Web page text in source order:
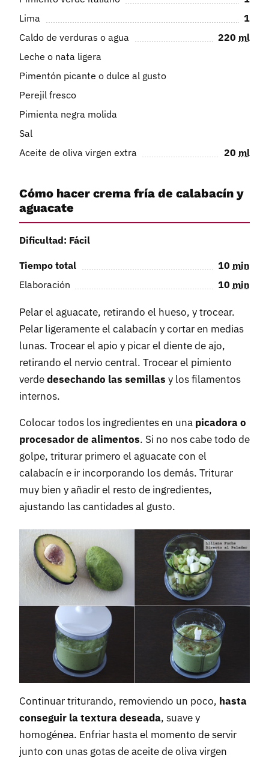
Lima
1
Caldo de verduras o agua
220 ml
Leche o nata ligera
Pimentón picante o dulce al gusto
Perejil fresco
Pimienta negra molida
Sal
Aceite de oliva virgen extra
20 ml
Cómo hacer crema fría de calabacín y
aguacate
Dificultad: Fácil
Tiempo total 10 min
Elaboración
10 min
Pelar el aguacate, retirando el hueso, y trocear.
Pelar ligeramente el calabacín y cortar en medias
lunas. Trocear el apio y picar el diente de ajo,
retirando el nervio central. Trocear el pimiento
verdedesechando las semillas y los filamentos
internos.
Colocar todos los ingredientes en una picadora o
procesador de alimentos. Si no nos cabe todo de
golpe, triturar primero el aguacate con el
calabacín e ir incorporando los demás. Triturar
muy bien y añadir el resto de ingredientes,
ajustando las cantidades al gusto.
Continuar triturando, removiendo un poco, hasta
conseguir la textura deseada, suave y
homogénea. Enfriar hasta el momento de servir
junto con unas gotas de aceite de oliva virgen